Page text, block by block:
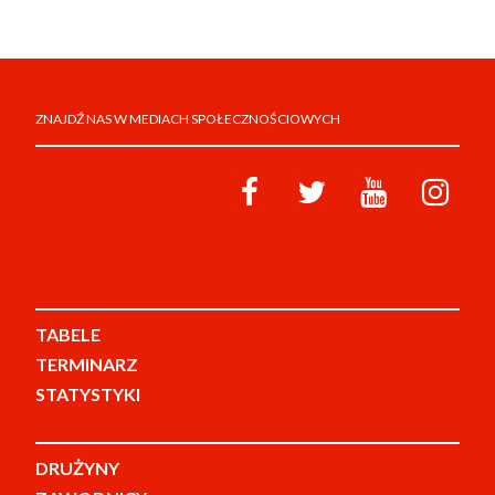
ZNAJDŹ NAS W MEDIACH SPOŁECZNOŚCIOWYCH
TABELE
TERMINARZ
STATYSTYKI
DRUŻYNY